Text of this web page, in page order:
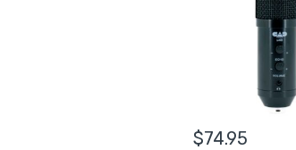
$74.95